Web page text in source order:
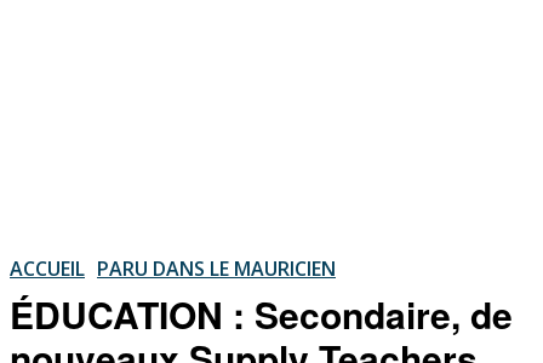
ACCUEIL PARU DANS LE MAURICIEN
ÉDUCATION : Secondaire, de